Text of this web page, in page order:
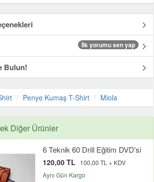
İlk yorumu sen yap
Bulun!
Penye Kumaş T-Shirt Miola
Diğer Ürünler
6 Teknik 60 Drill Eğitim DVD'si
120,00 TL
100,00 TL + KDV
Aynı Gün Kargo